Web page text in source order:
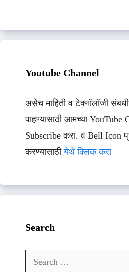
Youtube Channel
असेच माहिती व टेक्नॉलॉजी
पाहण्यासाठी आमच्या YouTube
Subscribe करा. व Bell Icon
करण्यासाठीयेथे क्लिक करा
Search
Search